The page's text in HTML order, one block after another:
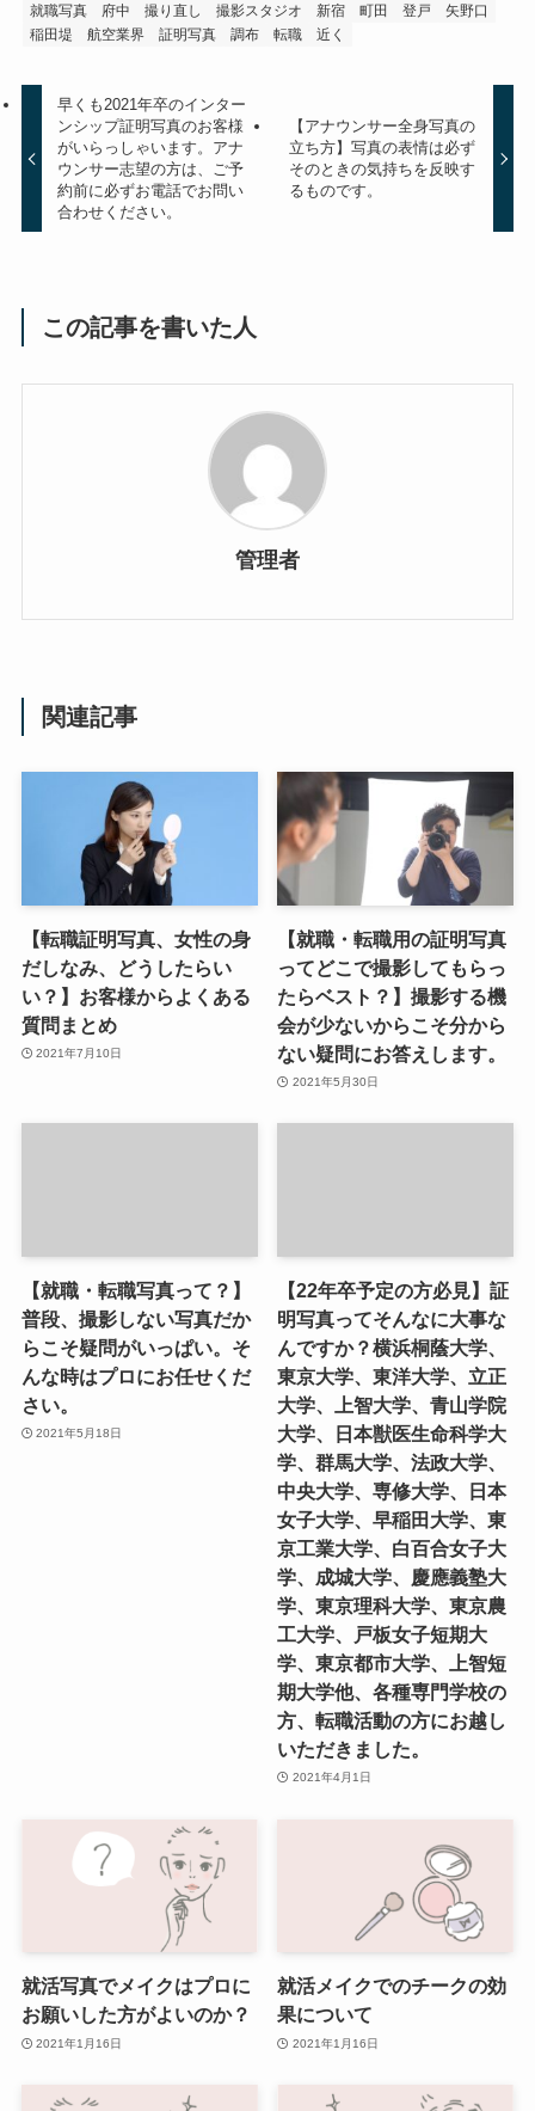
就職写真
府中 撮り直し 撮影スタジオ 新宿 町田 登戸
矢野口
稲田堤
航空業界 証明写真 調布 転職 近く
早くも2021年卒のインター
ンシップ証明写真のお客様
がいらっしゃいます。アナ
ウンサー志望の方は、ご予
約前に必ずお電話でお問い
合わせください。
【アナウンサー全身写真の
立ち方】写真の表情は必ず
そのときの気持ちを反映す
るものです。
この記事を書いた人
管理者
関連記事
【転職証明写真、女性の身
だしなみ、どうしたらい
い？】お客様からよくある
質問まとめ
2021年7月10日
【就職・転職用の証明写真
ってどこで撮影してもらっ
たらベスト？】撮影する機
会が少ないからこそ分から
ない疑問にお答えします。
2021年5月30日
【就職・転職写真って？】
普段、撮影しない写真だか
らこそ疑問がいっぱい。そ
んな時はプロにお任せくだ
さい。
2021年5月18日
【22年卒予定の方必見】証
明写真ってそんなに大事な
んですか？横浜桐蔭大学、
東京大学、東洋大学、立正
大学、上智大学、青山学院
大学、日本獣医生命科学大
学、群馬大学、法政大学、
中央大学、専修大学、日本
女子大学、早稲田大学、東
京工業大学、白百合女子大
学、成城大学、慶應義塾大
学、東京理科大学、東京農
工大学、戸板女子短期大
学、東京都市大学、上智短
期大学他、各種専門学校の
方、転職活動の方にお越し
いただきました。
2021年4月1日
就活写真でメイクはプロに
お願いした方がよいのか？
2021年1月16日
就活メイクでのチークの効
果について
2021年1月16日